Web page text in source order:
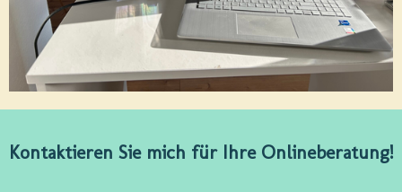
Kontaktieren Sie mich für Ihre Onlineberatung!